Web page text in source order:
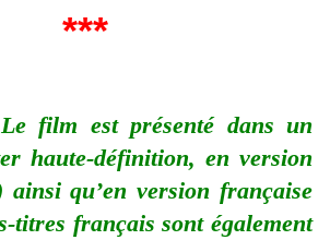
***
film est présenté dans un
haute-définition, en version
ainsi qu’en version française
titres français sont également